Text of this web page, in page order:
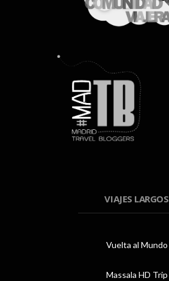
VIAJES LARGOS
Vuelta al Mundo
Massala HD Trip